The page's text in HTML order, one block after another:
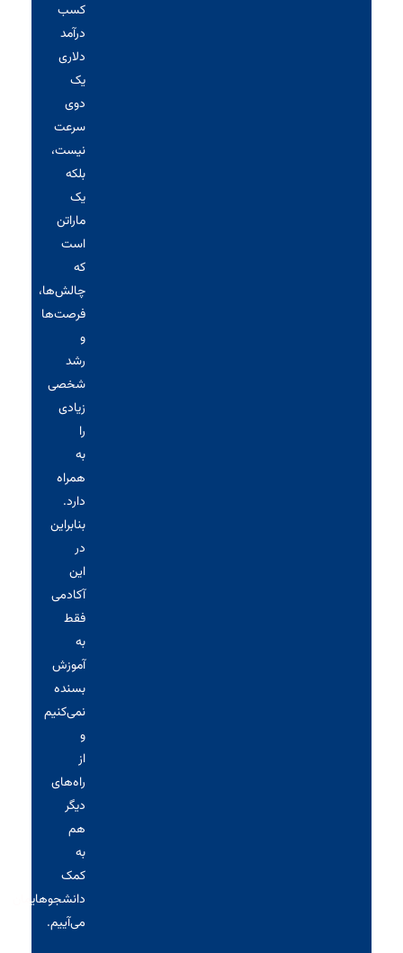
کسب
درآمد
دلاری
یک
دوی
سرعت
نیست،
بلکه
یک
ماراتن
است
که
چالش‌ها،
فرصت‌ها
و
رشد
شخصی
زیادی
را
به
همراه
دارد.
بنابراین
در
این
آکادمی
فقط
به
آموزش
بسنده
نمی‌کنیم
و
از
راه‌های
دیگر
هم
به
کمک
دانشجوهایمان
می‌آییم.